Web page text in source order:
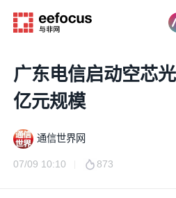
广东电信启动空芯
亿元规模
通信世界网
07/09 10:10 873